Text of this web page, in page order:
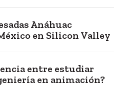
Anáhuac
en Silicon Valley
entre estudiar
en animación?